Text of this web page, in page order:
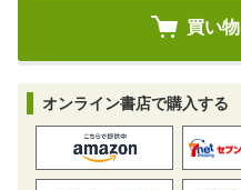
オンライン書店で購入する